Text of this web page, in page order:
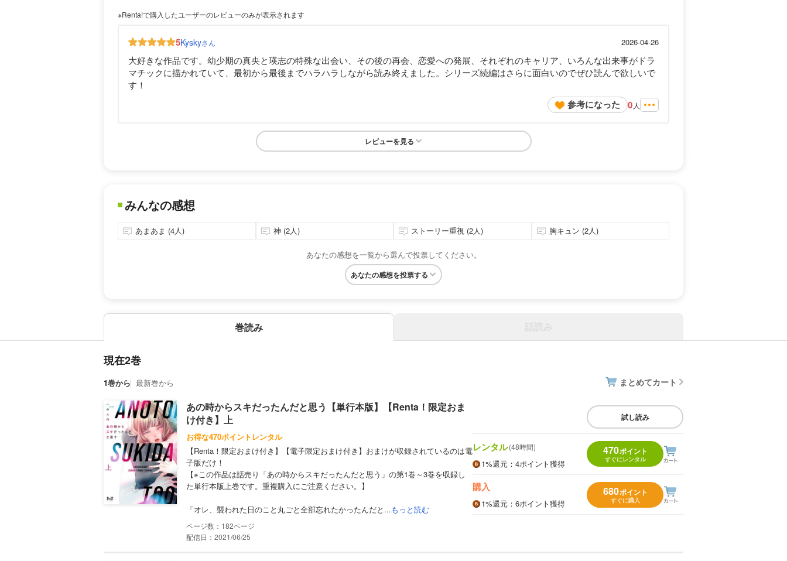
※Renta!で購入したユーザーのレビューのみが表示されます
5Kyskyさん 2026-04-26
大好きな作品です。幼少期の真央と瑛志の特殊な出会い、その後の再会、恋愛への発展、それぞれのキャリア、いろんな出来事がドラ
マチックに描かれていて、最初から最後までハラハラしながら読み終えました。シリーズ続編はさらに面白いのでぜひ読んで欲しいで
す！
参考になった 0 人
レビューを見る
みんなの感想
あまあま (4人) 神 (2人) ストーリー重視 (2人) 胸キュン (2人)
あなたの感想を一覧から選んで投票してください。
あなたの感想を投票する
巻読み
現在2巻
1巻から 最新巻から まとめてカート
あの時からスキだったんだと思う【単行本版】【Renta！限定おま
け付き】上
お得な470ポイントレンタル
【Renta！限定おまけ付き】【電子限定おまけ付き】おまけが収録されているのは電
子版だけ！
【※この作品は話売り「あの時からスキだったんだと思う」の第1巻～3巻を収録し
た単行本版上巻です。重複購入にご注意ください。】
「オレ、襲われた日のこと丸ごと全部忘れたかったんだと...もっと読む
182
配信日：2021/06/25
試し読み
レンタル(48時間)
1%還元 ：4ポイント獲得
470ポイント
すぐにレンタル
購入
1%還元 ：6ポイント獲得
680ポイント
すぐに購入